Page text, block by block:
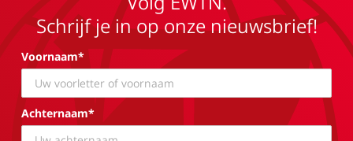
Schrijf je in op onze nieuwsbrief!
Voornaam*
Achternaam*